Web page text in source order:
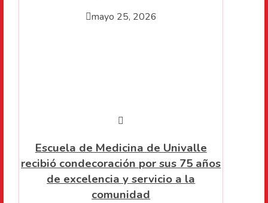
mayo 25, 2026
Escuela de Medicina de Univalle
recibió condecoración por sus 75 años
de excelencia y servicio a la
comunidad